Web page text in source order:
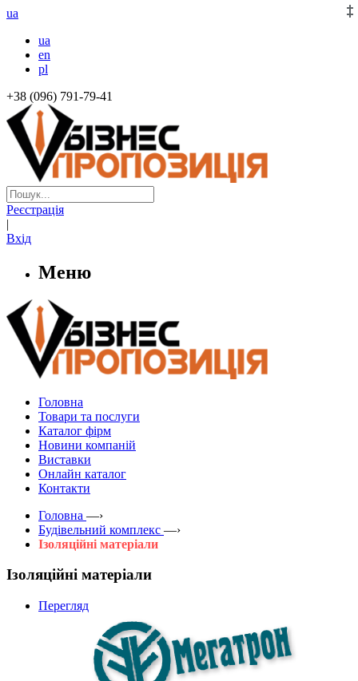
ua
ua
en
pl
+38 (096) 791-79-41
Реєстрація
|
Вхід
Меню
Головна
Товари та послуги
Каталог фірм
Новини компаній
Виставки
Онлайн каталог
Контакти
Головна —›
Будівельний комплекс —›
Ізоляційні матеріали
Ізоляційні матеріали
Перегляд